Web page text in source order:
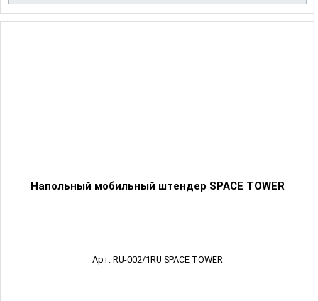
Напольный мобильный штендер SPACE TOWER
Арт. RU-002/1RU SPACE TOWER